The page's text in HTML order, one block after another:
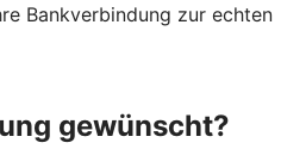
Bankverbindung zur echten
gewünscht?